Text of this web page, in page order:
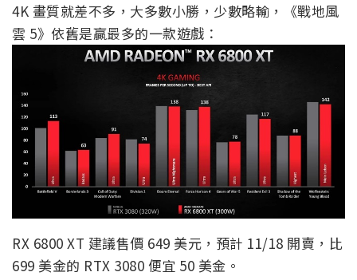
4K 畫質就差不多，大多數小勝，少數略輸，《戰地風
雲 5》依舊是贏最多的一款遊戲：
RX 6800 XT 建議售價 649 美元，預計 11/18 開賣，比
699 美金的 RTX 3080 便宜 50 美金。